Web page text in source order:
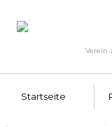
Verein
Startseite